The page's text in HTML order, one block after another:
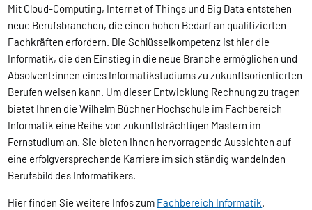
Mit Cloud-Computing, Internet of Things und Big Data entstehen
neue Berufsbranchen, die einen hohen Bedarf an qualifizierten
Fachkräften erfordern. Die Schlüsselkompetenz ist hier die
Informatik, die den Einstieg in die neue Branche ermöglichen und
Absolvent:innen eines Informatikstudiums zu zukunftsorientierten
Berufen weisen kann. Um dieser Entwicklung Rechnung zu tragen
bietet Ihnen die Wilhelm Büchner Hochschule im Fachbereich
Informatik eine Reihe von zukunftsträchtigen Mastern im
Fernstudium an. Sie bieten Ihnen hervorragende Aussichten auf
eine erfolgversprechende Karriere im sich ständig wandelnden
Berufsbild des Informatikers.
Hier finden Sie weitere Infos zum Fachbereich Informatik.